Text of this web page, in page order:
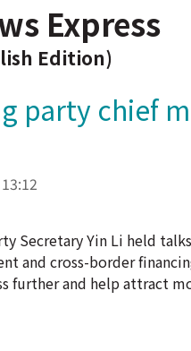
Express
Edition)
party chief
Secretary Yin Li held
and cross-border
further and help attract